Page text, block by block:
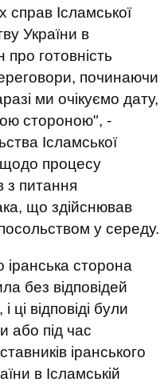
справ Ісламської
України в
про готовність
починаючи
ми очікуємо дату,
стороною", -
Ісламської
щодо процесу
з питання
що здійснював
у середу.
сторона
без відповідей
ці відповіді були
або під час
іранського
в Ісламській